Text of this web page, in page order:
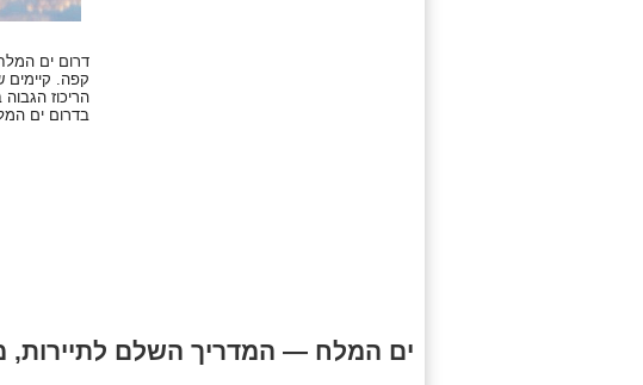
דרום ים
קפה. קיימים
הריכוז
בדרום ים
ים המלח — המדריך השלם לתיירות,